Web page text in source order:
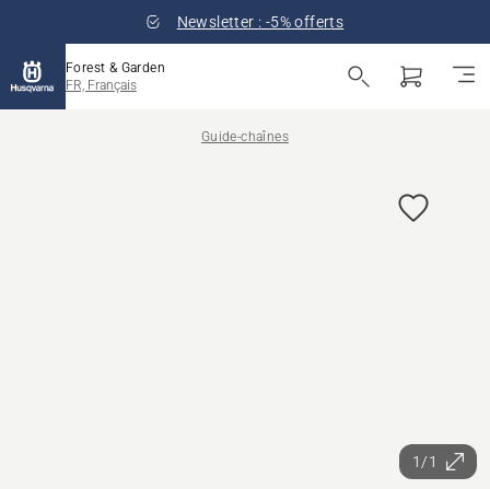
Newsletter : -5% offerts
Forest & Garden
FR, Français
Guide-chaînes
1/1